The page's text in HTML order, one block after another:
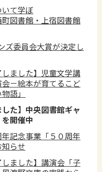
いて学ぼ
館・上宿図書館
ズ委員会大賞が決定し
しました】児童文学講
－絵本が育てるこど
語」
た】中央図書館ギャ
開催中
記念事業「５０周年
らせ
しました】講演会「子